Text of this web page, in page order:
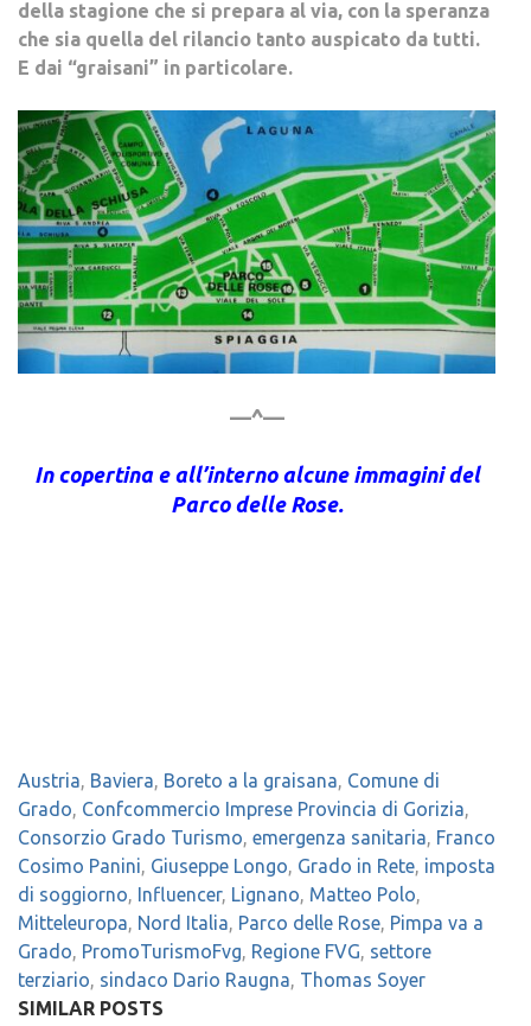
della stagione che si prepara al via, con la speranza
che sia quella del rilancio tanto auspicato da tutti.
E dai “graisani” in particolare.
—^—
In copertina e all’interno alcune immagini del
Parco delle Rose.
Austria, Baviera, Boreto a la graisana, Comune di
Grado, Confcommercio Imprese Provincia di Gorizia,
Consorzio Grado Turismo, emergenza sanitaria, Franco
Cosimo Panini, Giuseppe Longo, Grado in Rete, imposta
di soggiorno, Influencer, Lignano, Matteo Polo,
Mitteleuropa, Nord Italia, Parco delle Rose, Pimpa va a
Grado, PromoTurismoFvg, Regione FVG, settore
terziario, sindaco Dario Raugna, Thomas Soyer
SIMILAR POSTS